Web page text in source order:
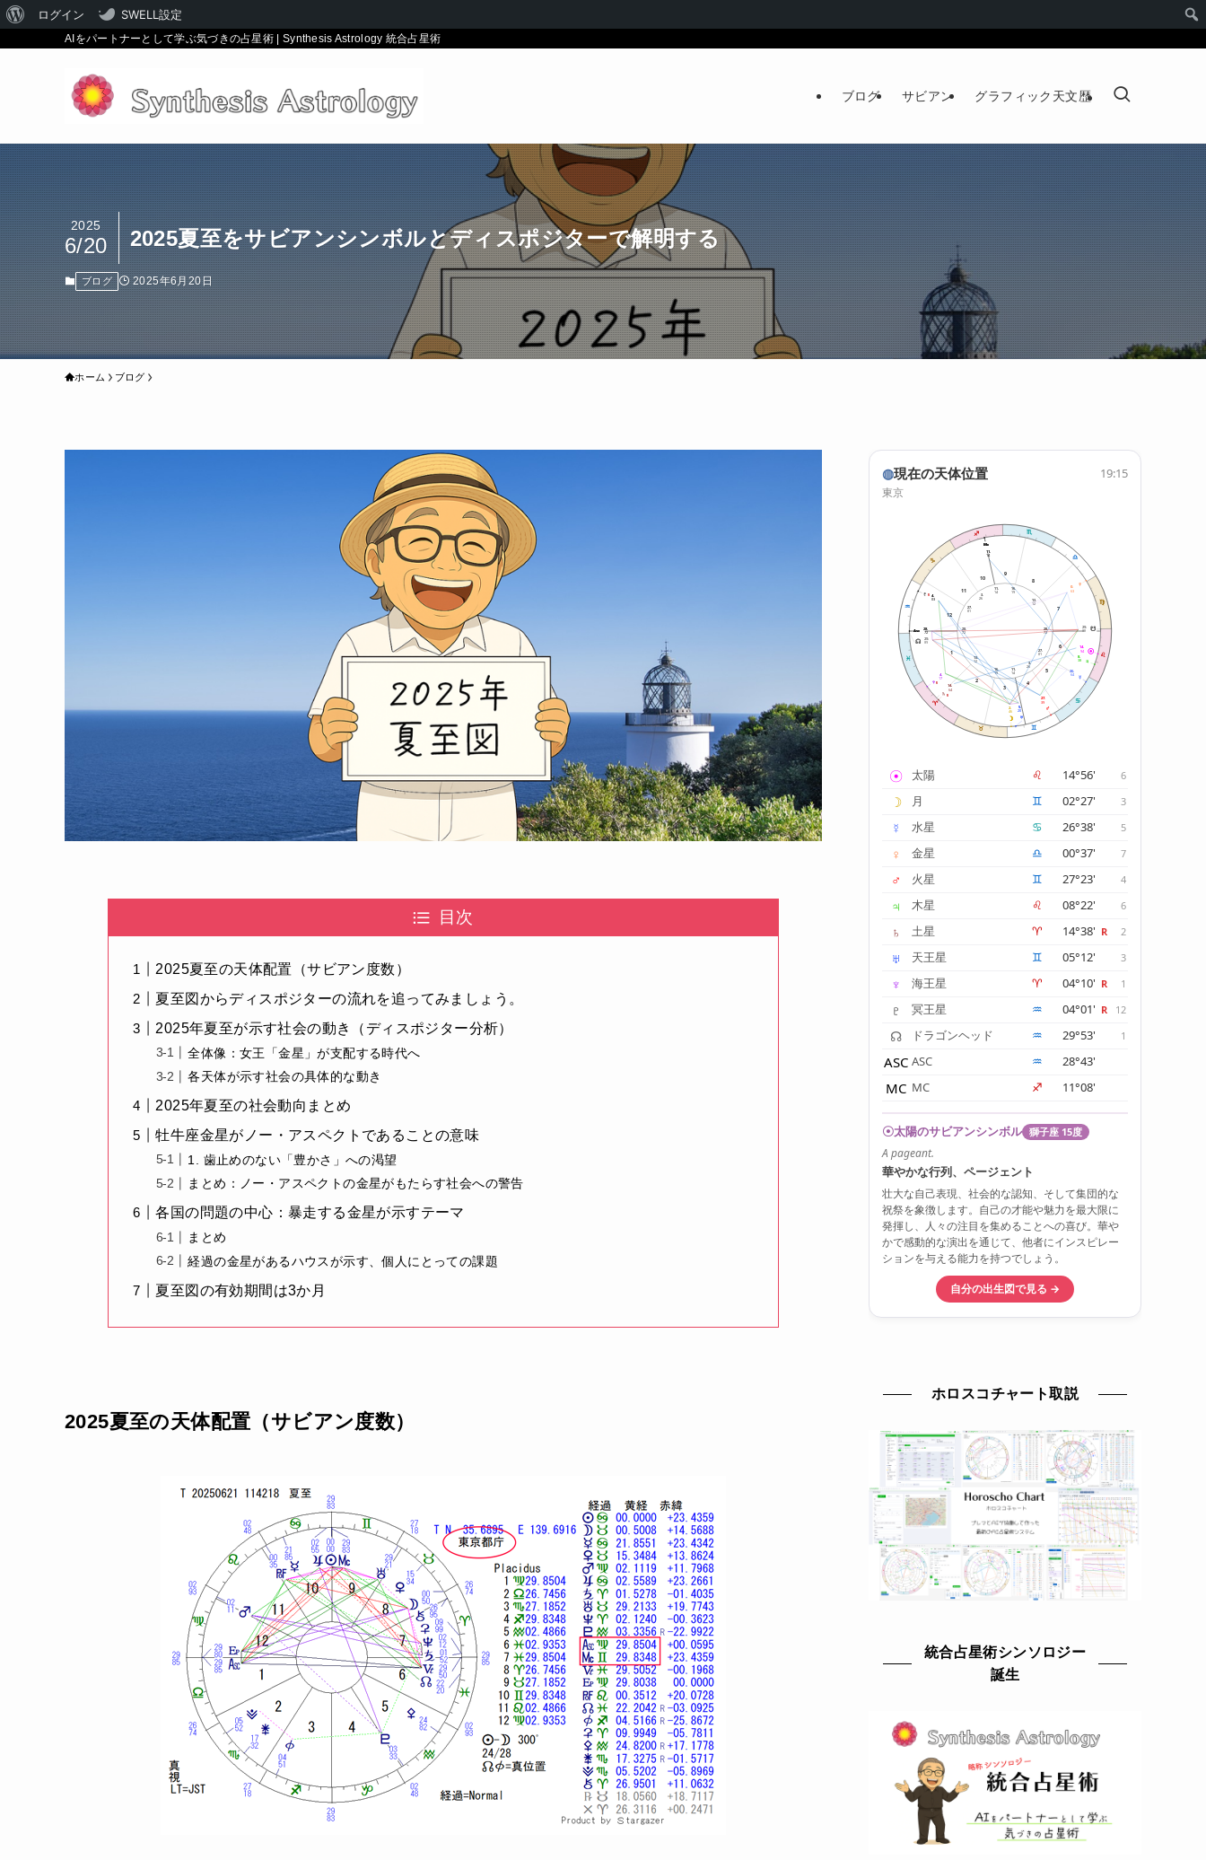
WordPress
ログイン SWELL設定
AIをパートナーとして学ぶ気づきの占星術 | Synthesis Astrology 統合占星術
ブログ サビアン グラフィック天文歴
2025夏至をサビアンシンボルとディスポジターで解明する
2025
6/20
ブログ 2025年6月20日
ホーム ブログ
目次
2025夏至の天体配置（サビアン度数）
夏至図からディスポジターの流れを追ってみましょう。
2025年夏至が示す社会の動き（ディスポジター分析）
全体像：女王「金星」が支配する時代へ
各天体が示す社会の具体的な動き
2025年夏至の社会動向まとめ
牡牛座金星がノー・アスペクトであることの意味
1. 歯止めのない「豊かさ」への渇望
まとめ：ノー・アスペクトの金星がもたらす社会への警告
各国の問題の中心：暴走する金星が示すテーマ
まとめ
経過の金星があるハウスが示す、個人にとっての課題
夏至図の有効期間は3か月
2025夏至の天体配置（サビアン度数）
ホロスコチャート取説
統合占星術シンソロジー
誕生